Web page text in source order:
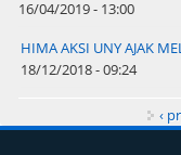
16/04/2019 - 13:00
HIMA AKSI UNY AJAK
18/12/2018 - 09:24
‹